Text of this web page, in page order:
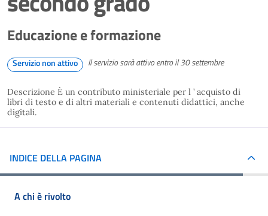
Educazione e formazione
Servizio non attivo Il servizio sarà attivo entro il 30 settembre
Descrizione È un contributo ministeriale per l ’ acquisto di
libri di testo e di altri materiali e contenuti didattici, anche
digitali.
INDICE DELLA PAGINA
A chi è rivolto